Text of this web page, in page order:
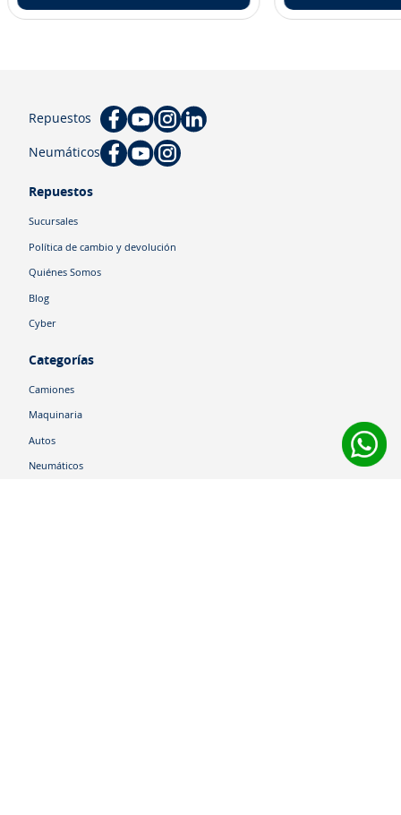
Repuestos
Neumáticos
Repuestos
Sucursales
Política de cambio y devolución
Quiénes Somos
Blog
Cyber
Categorías
Camiones
Maquinaria
Autos
Neumáticos